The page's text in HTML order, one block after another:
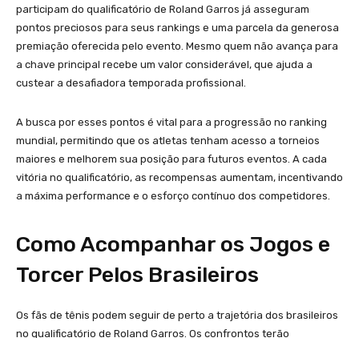
participam do qualificatório de Roland Garros já asseguram
pontos preciosos para seus rankings e uma parcela da generosa
premiação oferecida pelo evento. Mesmo quem não avança para
a chave principal recebe um valor considerável, que ajuda a
custear a desafiadora temporada profissional.
A busca por esses pontos é vital para a progressão no ranking
mundial, permitindo que os atletas tenham acesso a torneios
maiores e melhorem sua posição para futuros eventos. A cada
vitória no qualificatório, as recompensas aumentam, incentivando
a máxima performance e o esforço contínuo dos competidores.
Como Acompanhar os Jogos e
Torcer Pelos Brasileiros
Os fãs de tênis podem seguir de perto a trajetória dos brasileiros
no qualificatório de Roland Garros. Os confrontos terão